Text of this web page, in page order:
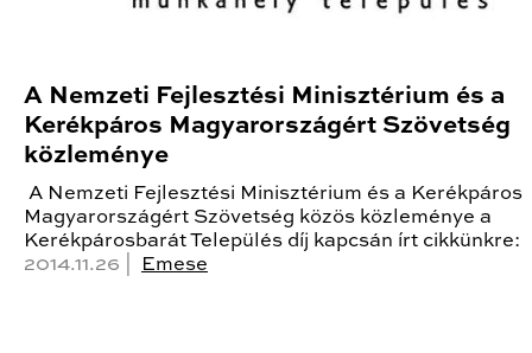
A Nemzeti Fejlesztési Minisztérium és a
Kerékpáros Magyarországért Szövetség
közleménye
A Nemzeti Fejlesztési Minisztérium és a Kerékpáros
Magyarországért Szövetség közös közleménye a
Kerékpárosbarát Település díj kapcsán írt cikkünkre:
2014.11.26 |
Emese